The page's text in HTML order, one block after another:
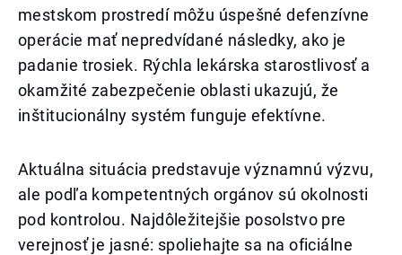
mestskom prostredí môžu úspešné defenzívne
operácie mať nepredvídané následky, ako je
padanie trosiek. Rýchla lekárska starostlivosť a
okamžité zabezpečenie oblasti ukazujú, že
inštitucionálny systém funguje efektívne.
Aktuálna situácia predstavuje významnú výzvu,
ale podľa kompetentných orgánov sú okolnosti
pod kontrolou. Najdôležitejšie posolstvo pre
verejnosť je jasné: spoliehajte sa na oficiálne